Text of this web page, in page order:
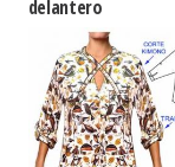
delantero